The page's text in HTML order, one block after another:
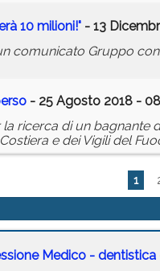
10 milioni!" - 13
comunicato Gruppo
- 25 Agosto 2018 -
la ricerca di un
e dei Vigili del
1
Medico - dentistica